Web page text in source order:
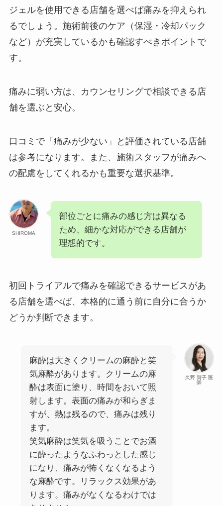
ジェルを使用できる店舗を選べば痛みを抑えられ
るでしょう。施術前後のケア（保湿・冷却パック
など）が充実しているかも確認すべきポイントで
す。
痛みに弱い方は、カウンセリングで相談できる店
舗を選ぶと安心。
口コミで「痛みが少ない」と評価されている店舗
は参考になります。また、施術スタッフが痛みへ
の配慮をしてくれるかも重要な選択基準。
SHIROMA
部位ごとに痛みの感じ方は異なる
ため、細かな対応ができる店舗が
理想的です。
初回トライアルで痛みを確認できるサービスがあ
る店舗を選べば、本格的に通う前に自分に合うか
どうか判断できます。
久野 賀子 医
師
麻酔は大きくクリームの麻酔と笑
気麻酔があります。クリームの麻
酔は表面に塗り、時間をおいて照
射します。表面の痛みが和らぎま
すが、熱は残るので、痛みは残り
ます。
笑気麻酔は笑気を吸うことでお酒
に酔ったようなふわっとした感じ
になり、痛みが怖くなくなるよう
な麻酔です。リラックス効果があ
ります。痛みがなくなるわけでは